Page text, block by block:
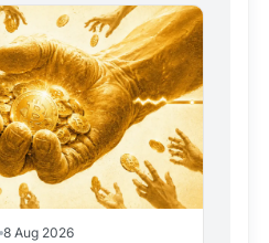
8 Aug 2026